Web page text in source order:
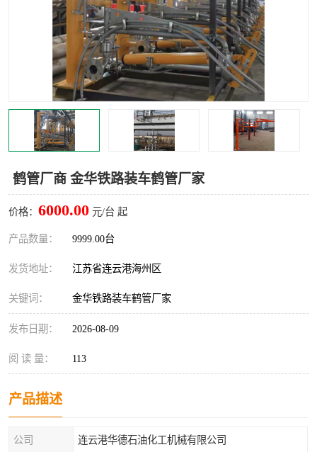
鹤管厂商 金华铁路装车鹤管厂家
价格： 6000.00 元/台 起
产品数量： 9999.00台
发货地址： 江苏省连云港海州区
关键词： 金华铁路装车鹤管厂家
发布日期： 2026-08-09
阅 读 量： 113
产品描述
公司 连云港华德石油化工机械有限公司
紧急脱离干式接头 火车鹤管
汽车鹤管 顶部鹤管
底部鹤管 低温鹤管
浮动出油装置 鹤管